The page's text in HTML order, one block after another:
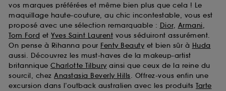
vos marques préférées et même bien plus que cela ! Le
maquillage haute-couture, au chic incontestable, vous est
proposé avec une sélection remarquable : Dior, Armani,
Tom Ford et Yves Saint Laurent vous séduiront assurément.
On pense à Rihanna pour Fenty Beauty et bien sûr à Huda
aussi. Découvrez les must-haves de la makeup-artist
britannique Charlotte Tilbury ainsi que ceux de la reine du
sourcil, chez Anastasia Beverly Hills. Offrez-vous enfin une
excursion dans l’outback australien avec les produits Tarte